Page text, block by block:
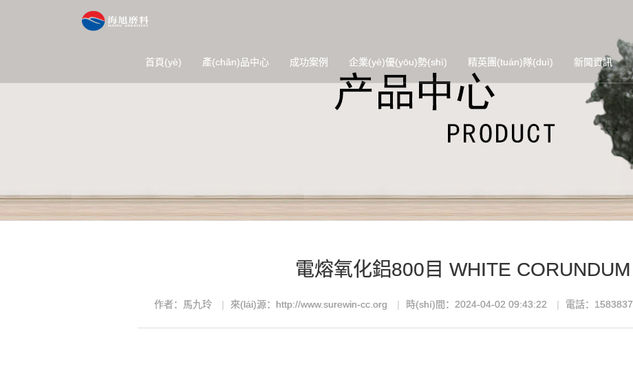
首頁(yè) 產(chǎn)品中心 成功案例 企業(yè)優(yōu)勢(shì) 精英團(tuán)隊(duì) 新聞資訊
電熔氧化鋁800目 WHITE CORUNDUM
作者：馬九玲 來(lái)源：http://www.surewin-cc.org 時(shí)間：2024-04-02 09:43:22 電話：